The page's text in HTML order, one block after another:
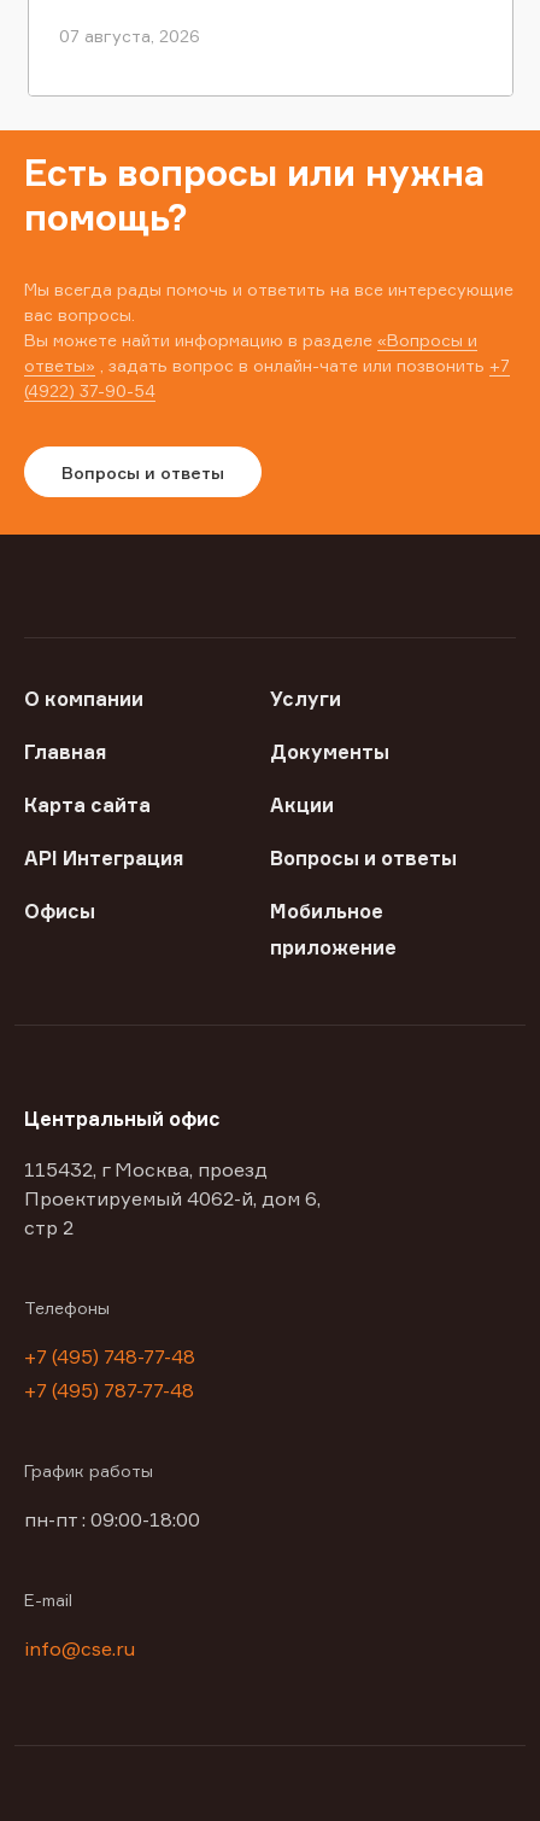
07 августа, 2026
Есть вопросы или нужна
помощь?
Мы всегда рады помочь и ответить на все интересующие
вас вопросы.
Вы можете найти информацию в разделе «Вопросы и
ответы» , задать вопрос в онлайн-чате или позвонить +7
(4922) 37-90-54
Вопросы и ответы
О компании Услуги
Главная Документы
Карта сайта Акции
API Интеграция Вопросы и ответы
Офисы
Мобильное
приложение
Центральный офис
115432, г Москва, проезд
Проектируемый 4062-й, дом 6,
стр 2
Телефоны
+7 (495) 748-77-48
+7 (495) 787-77-48
График работы
пн-пт : 09:00-18:00
E-mail
info@cse.ru